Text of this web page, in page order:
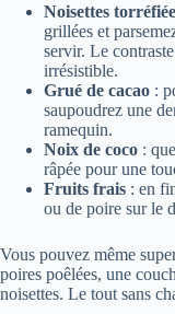
Noisettes
grillées et
servir. Le
irrésistible.
Grué de cacao :
saupoudrez une
ramequin.
Noix de coco :
râpée pour une
Fruits frais : en
ou de poire sur le
Vous pouvez même
poires poêlées, une
noisettes. Le tout sans